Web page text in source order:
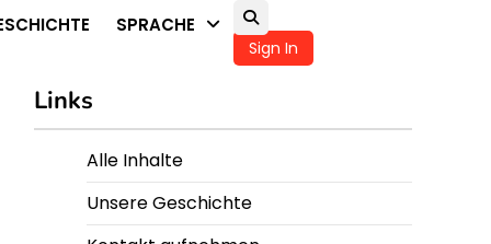
SPRACHE
Sign In
Links
Alle Inhalte
Unsere Geschichte